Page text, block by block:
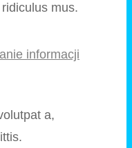
informacji
mus.
a,